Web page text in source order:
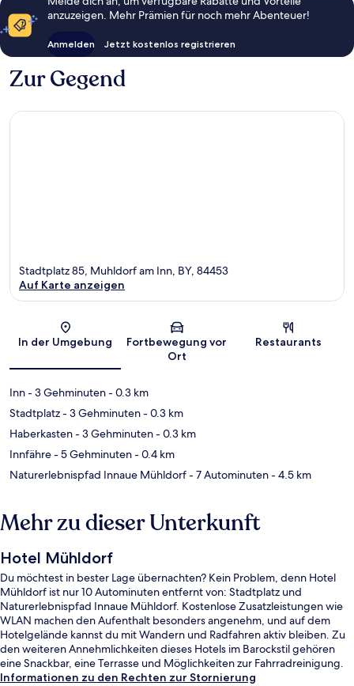
anzuzeigen. Mehr Prämien für noch mehr Abenteuer!
Anmelden Jetzt kostenlos registrieren
Zur Gegend
Karte
Stadtplatz 85, Muhldorf am Inn, BY, 84453
Auf Karte anzeigen
In der Umgebung
Fortbewegung vor
Ort
Restaurants
Inn- 3 Gehminuten- 0.3 km
Stadtplatz- 3 Gehminuten- 0.3 km
Haberkasten- 3 Gehminuten- 0.3 km
Innfähre- 5 Gehminuten- 0.4 km
Naturerlebnispfad Innaue Mühldorf- 7 Autominuten- 4.5 km
Mehr zu dieser Unterkunft
Hotel Mühldorf
Du möchtest in bester Lage übernachten? Kein Problem, denn Hotel
Mühldorf ist nur 10 Autominuten entfernt von: Stadtplatz und
Naturerlebnispfad Innaue Mühldorf. Kostenlose Zusatzleistungen wie
WLAN machen den Aufenthalt besonders angenehm, und auf dem
Hotelgelände kannst du mit Wandern und Radfahren aktiv bleiben. Zu
den weiteren Annehmlichkeiten dieses Hotels im Barockstil gehören
eine Snackbar, eine Terrasse und Möglichkeiten zur Fahrradreinigung.
Informationen zu den Rechten zur Stornierung